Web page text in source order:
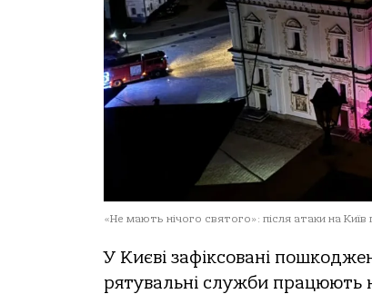
«Не мають нічого святого»: після атаки на
У Києві зафіксовані
рятувальні служби працюють